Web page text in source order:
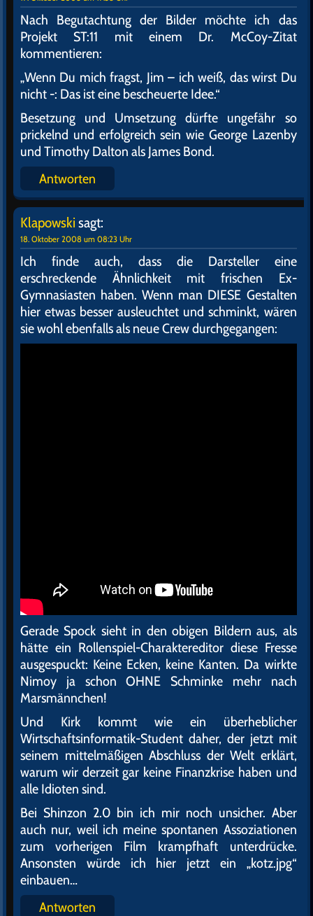
Nach Begutachtung der Bilder möchte ich das
Projekt ST:11 mit einem Dr. McCoy-Zitat
kommentieren:
„Wenn Du mich fragst, Jim – ich weiß, das wirst Du
nicht -: Das ist eine bescheuerte Idee.“
Besetzung und Umsetzung dürfte ungefähr so
prickelnd und erfolgreich sein wie George Lazenby
und Timothy Dalton als James Bond.
Antworten
Klapowski sagt:
18. Oktober 2008 um 08:23 Uhr
Ich finde auch, dass die Darsteller eine
erschreckende Ähnlichkeit mit frischen Ex-
Gymnasiasten haben. Wenn man DIESE Gestalten
hier etwas besser ausleuchtet und schminkt, wären
sie wohl ebenfalls als neue Crew durchgegangen:
Gerade Spock sieht in den obigen Bildern aus, als
hätte ein Rollenspiel-Charaktereditor diese Fresse
ausgespuckt: Keine Ecken, keine Kanten. Da wirkte
Nimoy ja schon OHNE Schminke mehr nach
Marsmännchen!
Und Kirk kommt wie ein überheblicher
Wirtschaftsinformatik-Student daher, der jetzt mit
seinem mittelmäßigen Abschluss der Welt erklärt,
warum wir derzeit gar keine Finanzkrise haben und
alle Idioten sind.
Bei Shinzon 2.0 bin ich mir noch unsicher. Aber
auch nur, weil ich meine spontanen Assoziationen
zum vorherigen Film krampfhaft unterdrücke.
Ansonsten würde ich hier jetzt ein „kotz.jpg“
einbauen…
Antworten